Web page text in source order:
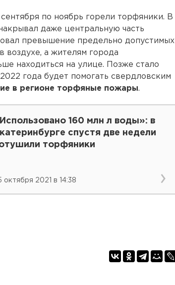
по ноябрь горели торфяники. В
даже центральную часть
превышение предельно допустимых
а жителям города
находиться на улице. Позже стало
года будет помогать свердловским
в регионе торфяные пожары.
160 млн л воды»: в
спустя две недели
торфяники
октября 2021 в 14:38